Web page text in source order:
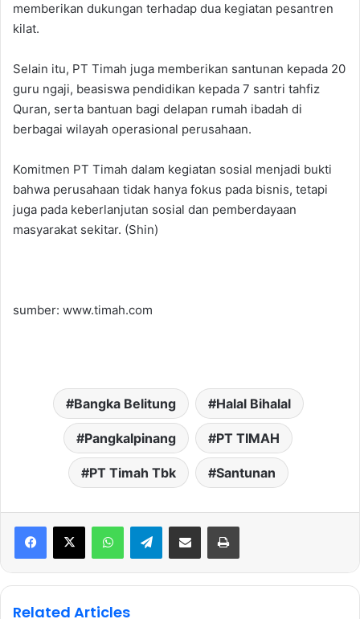
memberikan dukungan terhadap dua kegiatan pesantren
kilat.
Selain itu, PT Timah juga memberikan santunan kepada 20
guru ngaji, beasiswa pendidikan kepada 7 santri tahfiz
Quran, serta bantuan bagi delapan rumah ibadah di
berbagai wilayah operasional perusahaan.
Komitmen PT Timah dalam kegiatan sosial menjadi bukti
bahwa perusahaan tidak hanya fokus pada bisnis, tetapi
juga pada keberlanjutan sosial dan pemberdayaan
masyarakat sekitar. (Shin)
sumber: www.timah.com
Bangka Belitung Halal Bihalal
Pangkalpinang PT TIMAH
PT Timah Tbk Santunan
WhatsAppTelegramShare via Email Print
Related Articles